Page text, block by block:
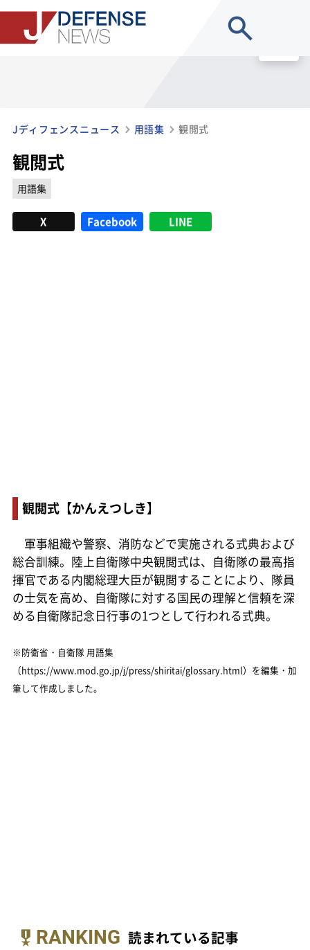
Jディフェンスニュース 用語集 観閲式
観閲式
用語集
X Facebook LINE
観閲式【かんえつしき】
軍事組織や警察、消防などで実施される式典および
総合訓練。陸上自衛隊中央観閲式は、自衛隊の最高指
揮官である内閣総理大臣が観閲することにより、隊員
の士気を高め、自衛隊に対する国民の理解と信頼を深
める自衛隊記念日行事の1つとして行われる式典。
※防衛省・自衛隊 用語集
（https://www.mod.go.jp/j/press/shiritai/glossary.html）を編集・加
筆して作成しました。
RANKING 読まれている記事